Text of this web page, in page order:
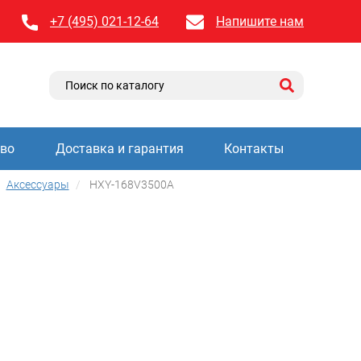
+7 (495) 021-12-64 Напишите нам
Доставка и гарантия Контакты
Аксессуары HXY-168V3500A